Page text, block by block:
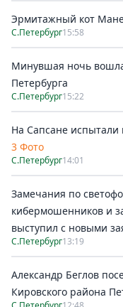
Эрмитажный кот
С.Петербург15:58
Минувшая ночь
Петербурга
С.Петербург15:22
На Сапсане испытали
3 Фото
С.Петербург14:01
Замечания по
кибермошенников и
выступил с новыми
С.Петербург13:19
Александр Беглов
Кировского района